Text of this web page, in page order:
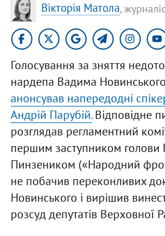
Вікторія Матола,
Голосування за зняття
нардепа Вадима
анонсував напередодні
Андрій Парубій.Відповідне
розглядав регламентний
першим заступником голови
Пинзеником («Народний
не побачив переконливих
Новинського і вирішив
розсуд депутатів Верховної